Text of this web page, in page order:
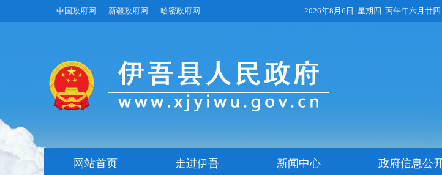
中国政府网 新疆政府网 哈密政府网 2026年8月6日 星期四 丙午年六月廿
网站首页 走进伊吾 新闻中心 政府信息公